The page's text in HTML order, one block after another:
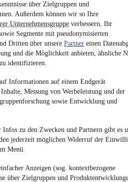
über Zielgruppen und
Außerdem können wir so Ihre
Unternehmensgruppe verbessern, Ihr
Segmente mit pseudonymisierten
Dritten über unsere Partner einen
und die Möglichkeit anbieten, ähnliche
identifizieren.
Informationen auf einem Endgerät
Messung von Werbeleistung und der
sowie Entwicklung und
zu den Zwecken und Partnern gibt es
jederzeit möglichen Widerruf der
Menü.
Anzeigen (sog. kontextbezogene
über Zielgruppen und
(English)
by
SUVundWohnmobileund mehr bei
mobile.de